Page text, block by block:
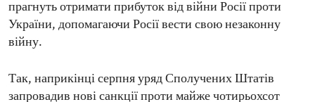
прагнуть отримати прибуток від війни Росії проти
України, допомагаючи Росії вести свою незаконну
війну.
Так, наприкінці серпня уряд Сполучених Штатів
запровадив нові санкції проти майже чотирьохсот